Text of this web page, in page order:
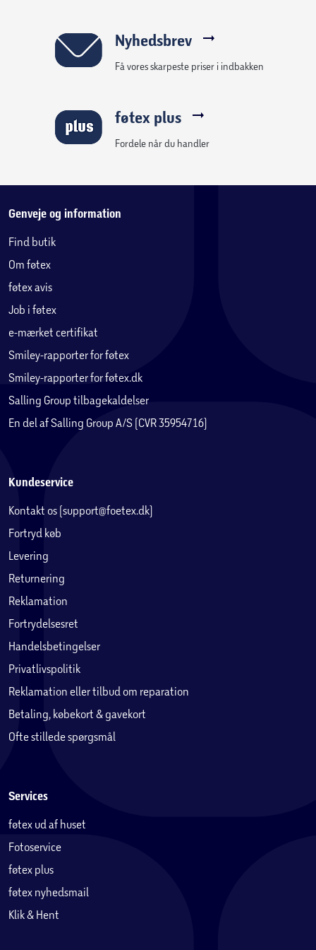
Nyhedsbrev
Få vores skarpeste priser i indbakken
føtex plus
Fordele når du handler
Genveje og information
Find butik
Om føtex
føtex avis
Job i føtex
e-mærket certifikat
Smiley-rapporter for føtex
Smiley-rapporter for føtex.dk
Salling Group tilbagekaldelser
En del af Salling Group A/S (CVR 35954716)
Kundeservice
Kontakt os (support@foetex.dk)
Fortryd køb
Levering
Returnering
Reklamation
Fortrydelsesret
Handelsbetingelser
Privatlivspolitik
Reklamation eller tilbud om reparation
Betaling, købekort & gavekort
Ofte stillede spørgsmål
Services
føtex ud af huset
Fotoservice
føtex plus
føtex nyhedsmail
Klik & Hent